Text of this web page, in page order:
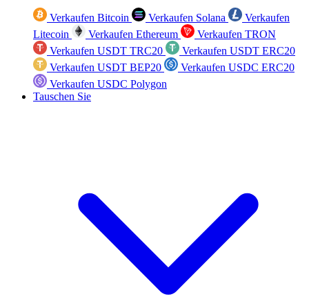
Verkaufen Bitcoin Verkaufen Solana
Verkaufen
Litecoin
Verkaufen Ethereum
Verkaufen TRON
Verkaufen USDT TRC20
Verkaufen USDT ERC20
Verkaufen USDT BEP20
Verkaufen USDC ERC20
Verkaufen USDC Polygon
Tauschen Sie